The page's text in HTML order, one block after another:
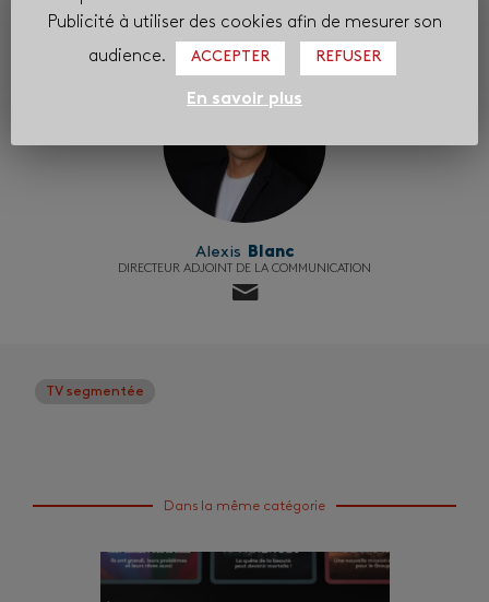
Alexis Blanc
DIRECTEUR ADJOINT DE LA COMMUNICATION
TV segmentée
Dans la même catégorie
Publicité à utiliser des cookies afin de mesurer son
audience.
ACCEPTER REFUSER
En savoir plus